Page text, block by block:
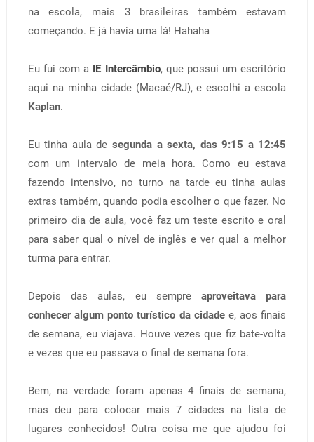
na escola, mais 3 brasileiras também estavam
começando. E já havia uma lá! Hahaha
Eu fui com a IE Intercâmbio, que possui um escritório
aqui na minha cidade (Macaé/RJ), e escolhi a escola
Kaplan.
Eu tinha aula de segunda a sexta, das 9:15 a 12:45
com um intervalo de meia hora. Como eu estava
fazendo intensivo, no turno na tarde eu tinha aulas
extras também, quando podia escolher o que fazer. No
primeiro dia de aula, você faz um teste escrito e oral
para saber qual o nível de inglês e ver qual a melhor
turma para entrar.
Depois das aulas, eu sempre aproveitava para
conhecer algum ponto turístico da cidadee, aos finais
de semana, eu viajava. Houve vezes que fiz bate-volta
e vezes que eu passava o final de semana fora.
Bem, na verdade foram apenas 4 finais de semana,
mas deu para colocar mais 7 cidades na lista de
lugares conhecidos! Outra coisa me que ajudou foi